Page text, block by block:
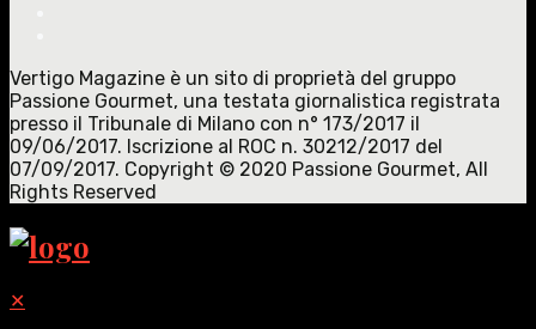
Vertigo Magazine è un sito di proprietà del gruppo
Passione Gourmet, una testata giornalistica registrata
presso il Tribunale di Milano con n° 173/2017 il
09/06/2017. Iscrizione al ROC n. 30212/2017 del
07/09/2017. Copyright © 2020 Passione Gourmet, All
Rights Reserved
✕